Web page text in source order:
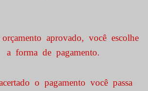
aprovado, você escolhe
a forma de pagamento.
o pagamento você passa